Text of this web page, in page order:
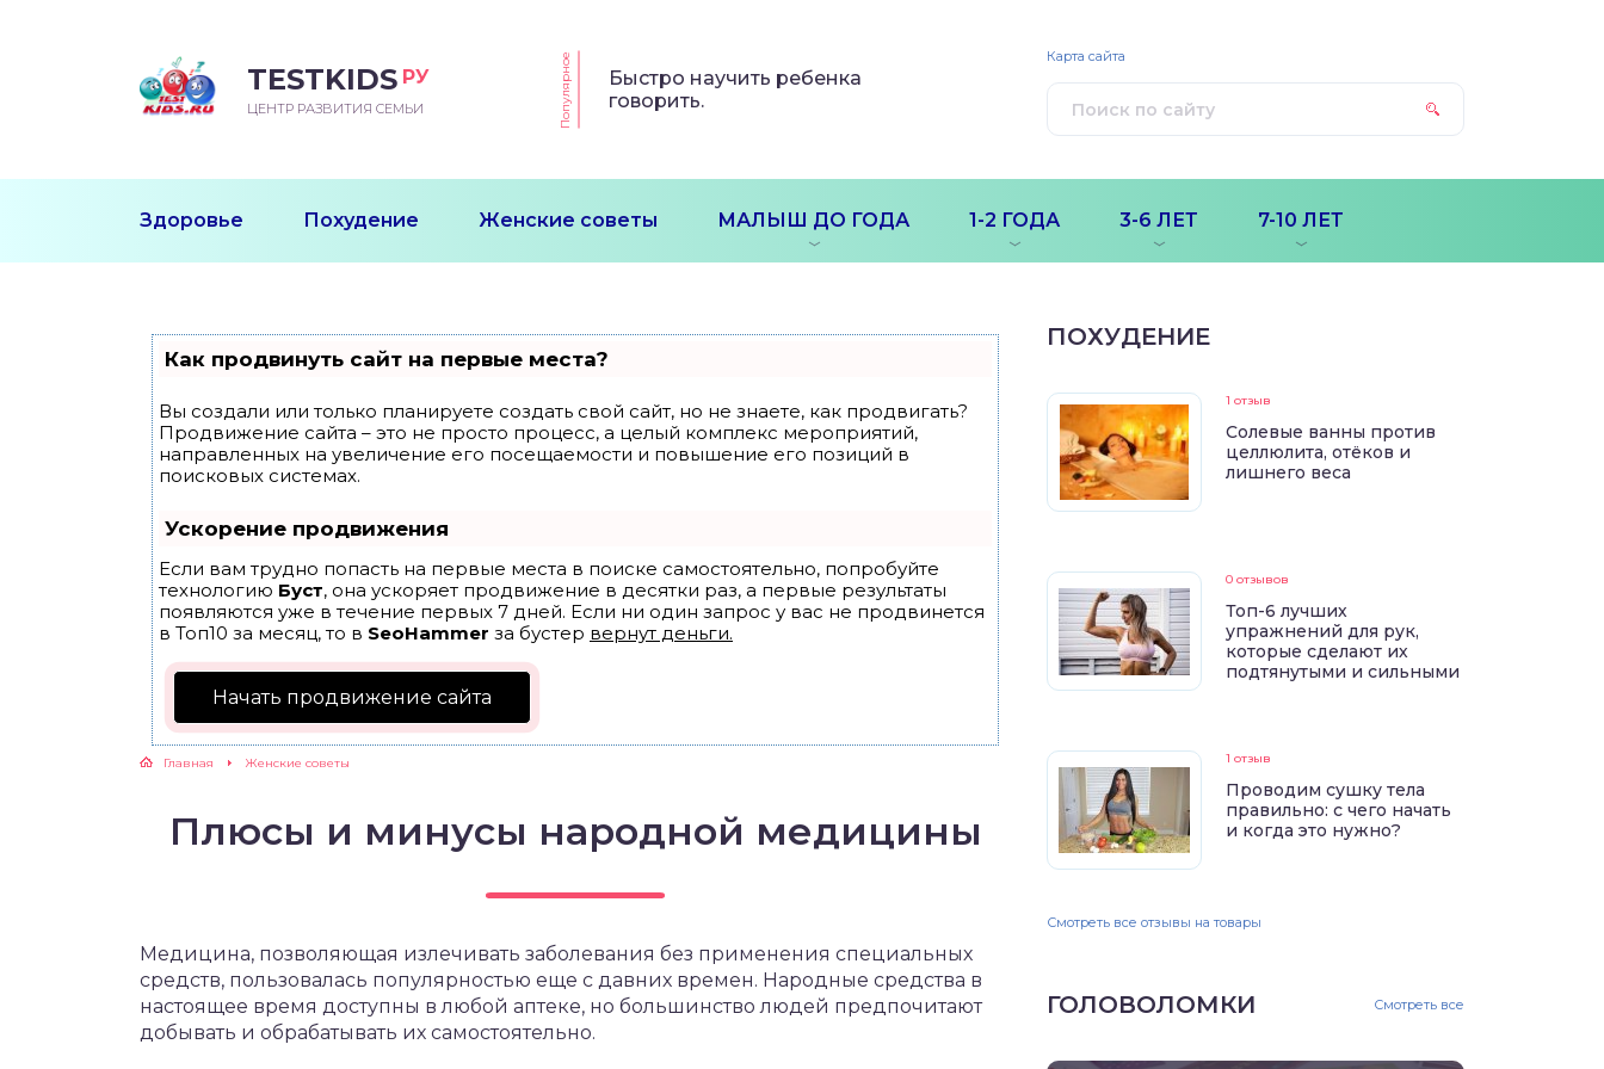
TESTKIDS РУ
ЦЕНТР РАЗВИТИЯ СЕМЬИ Популярное
Быстро научить ребенка
говорить.
Здоровье Похудение Женские советы МАЛЫШ ДО ГОДА 1-2 ГОДА 3-6 ЛЕТ 7-10 ЛЕТ
Карта сайта
Как продвинуть сайт на первые места?
Вы создали или только планируете создать свой сайт, но не знаете, как продвигать?
Продвижение сайта – это не просто процесс, а целый комплекс мероприятий,
направленных на увеличение его посещаемости и повышение его позиций в
поисковых системах.
Ускорение продвижения
Если вам трудно попасть на первые места в поиске самостоятельно, попробуйте
технологию Буст, она ускоряет продвижение в десятки раз, а первые результаты
появляются уже в течение первых 7 дней. Если ни один запрос у вас не продвинется
в Топ10 за месяц, то в SeoHammer за бустер вернут деньги.
Начать продвижение сайта
Главная Женские советы
Плюсы и минусы народной медицины
Медицина, позволяющая излечивать заболевания без применения специальных
средств, пользовалась популярностью еще с давних времен. Народные средства в
настоящее время доступны в любой аптеке, но большинство людей предпочитают
добывать и обрабатывать их самостоятельно.
ПОХУДЕНИЕ
1 отзыв
Солевые ванны против
целлюлита, отёков и
лишнего веса
0 отзывов
Топ-6 лучших
упражнений для рук,
которые сделают их
подтянутыми и сильными
1 отзыв
Проводим сушку тела
правильно: с чего начать
и когда это нужно?
Смотреть все отзывы на товары
ГОЛОВОЛОМКИ Смотреть все
МЕСЯЦ
ПЕРВОГО
УЧИТСЯ
ПОСЛЕ ГОДА
К ШКОЛЕ
ДОШКОЛЬНИКА
ШКОЛА
ШКОЛЬНИКА
ШКОЛЬНИКА